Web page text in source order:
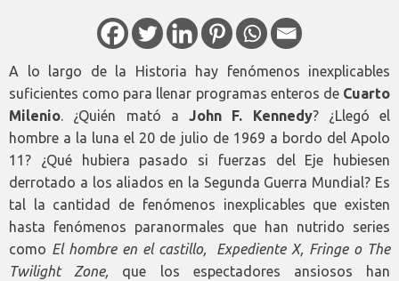
A lo largo de la Historia hay fenómenos inexplicables
suficientes como para llenar programas enteros de Cuarto
Milenio. ¿Quién mató a John F. Kennedy? ¿Llegó el
hombre a la luna el 20 de julio de 1969 a bordo del Apolo
11? ¿Qué hubiera pasado si fuerzas del Eje hubiesen
derrotado a los aliados en la Segunda Guerra Mundial? Es
tal la cantidad de fenómenos inexplicables que existen
hasta fenómenos paranormales que han nutrido series
como El hombre en el castillo, Expediente X, Fringe o The
Twilight Zone, que los espectadores ansiosos han